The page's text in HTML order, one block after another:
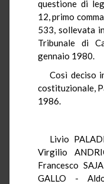
questione di
12, primo
533, sollevata
Tribunale di
gennaio 1980.
Così deciso
costituzionale,
1986.
Livio
Virgilio
Francesco
GALLO -